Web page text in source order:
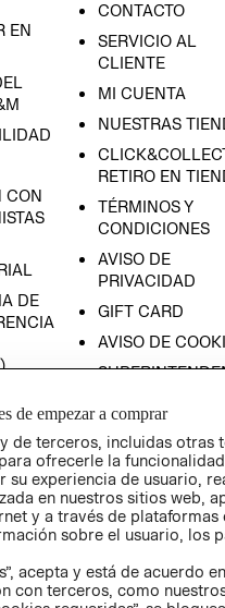
EN
CON
DE
CONTACTO
SERVICIO AL
CLIENTE
MI CUENTA
NUESTRAS
RETIRO EN
TÉRMINOS Y
CONDICIONES
AVISO DE
PRIVACIDAD
GIFT CARD
AVISO DE
COMERCIO - SIC
PETICIONES
QUEJAS Y
RECLAMOS
de empezar a comprar
de terceros, incluidas otras
ofrecerle la
su experiencia de usuario,
en nuestros sitios web,
y a través de plataformas
sobre el usuario, los
acepta y está de acuerdo
con terceros, como